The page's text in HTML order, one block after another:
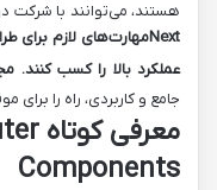
هستند، می‌توانند با شرکت
Nextمهارت‌های لازم برای
عملکرد بالا را کسب کنند.
جامع و کاربردی، راه را
Components